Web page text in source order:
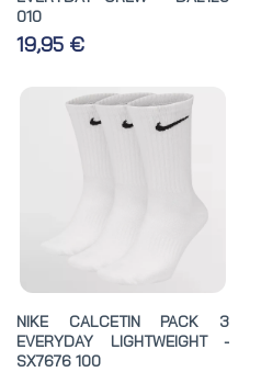
010
19,95 €
NIKE CALCETIN PACK 3
EVERYDAY LIGHTWEIGHT -
SX7676 100